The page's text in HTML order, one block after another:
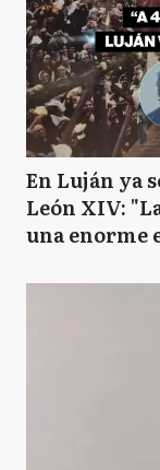
En Luján ya
León XIV:
una enorme